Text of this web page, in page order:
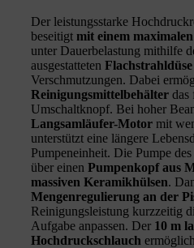
Der leistungsstarke
beseitigt mit einem
unter Dauerbelastung mithilfe
ausgestatteten Flachstrahldüse
Verschmutzungen. Dabei
Reinigungsmittelbehälter das
Umschaltknopf. Bei hoher
Langsamläufer-Motor mit
unterstützt eine längere
Pumpeneinheit. Die Pumpe
über einen Pumpenkopf aus
massiven Keramikhülsen.
Mengenregulierung an der
Reinigungsleistung kurzzeitig
Aufgabe anpassen. Der 10 m
Hochdruckschlauch